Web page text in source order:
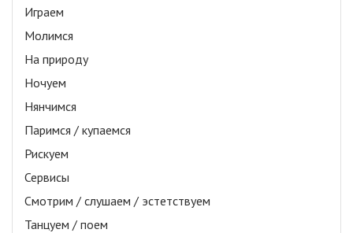
Играем
Молимся
На природу
Ночуем
Нянчимся
Паримся / купаемся
Рискуем
Сервисы
Смотрим / слушаем / эстетствуем
Танцуем / поем